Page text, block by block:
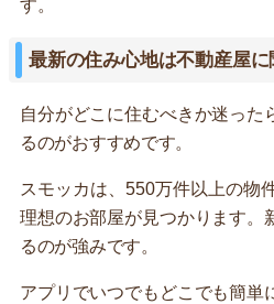
す。
最新の住み心地は不動産屋
自分がどこに住むべきか迷った
るのがおすすめです。
スモッカは、550万件以上の物
理想のお部屋が見つかります。
るのが強みです。
アプリでいつでもどこでも簡単